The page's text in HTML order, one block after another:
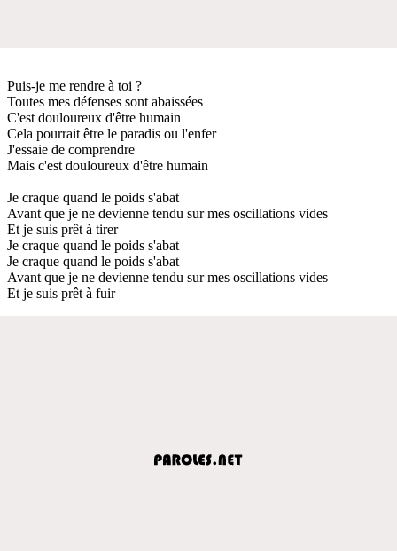
Puis-je me rendre à toi ?
Toutes mes défenses sont abaissées
C'est douloureux d'être humain
Cela pourrait être le paradis ou l'enfer
J'essaie de comprendre
Mais c'est douloureux d'être humain
Je craque quand le poids s'abat
Avant que je ne devienne tendu sur mes oscillations vides
Et je suis prêt à tirer
Je craque quand le poids s'abat
Je craque quand le poids s'abat
Avant que je ne devienne tendu sur mes oscillations vides
Et je suis prêt à fuir